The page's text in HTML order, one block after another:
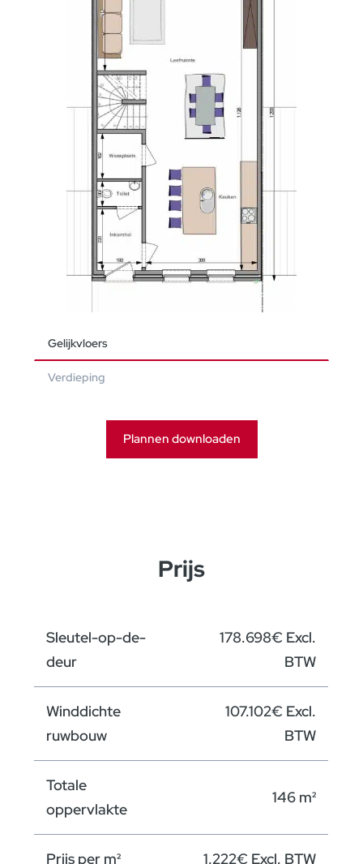
Gelijkvloers
Verdieping
Plannen downloaden
Prijs
Sleutel-op-de-
deur
178.698€ Excl.
BTW
Winddichte
ruwbouw
107.102€ Excl.
BTW
Totale
oppervlakte
146 m²
Prijs per m² 1.222€ Excl. BTW